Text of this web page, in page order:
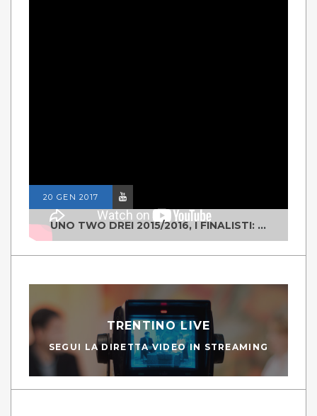
20 GEN 2017
UNO TWO DREI 2015/2016, I FINALISTI: CLASSE IV ALS ISTITUTO "DEGASPERI" BORGO VALSUGANA
TRENTINO LIVE
SEGUI LA DIRETTA VIDEO IN STREAMING